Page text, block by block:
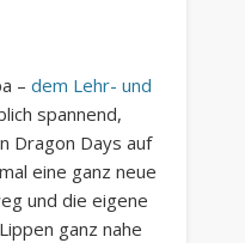
–dem Lehr- und
spannend,
Dragon Days auf
eine ganz neue
und die eigene
ganz nahe